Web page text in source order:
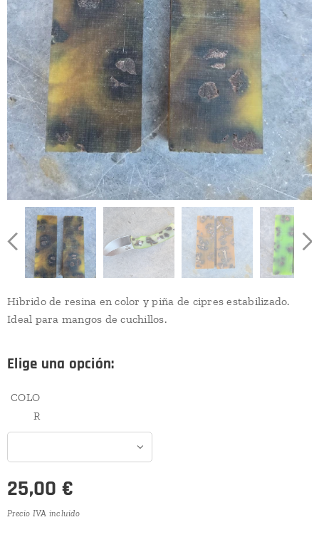
Muestra de cómo queda pulida la verde y blanco
Si queda pulida la naranja amarilla
Hibrido de resina en color y piña de cipres estabilizado.
Ideal para mangos de cuchillos.
Elige una opción:
COLO
R
25,00 €
Precio IVA incluido